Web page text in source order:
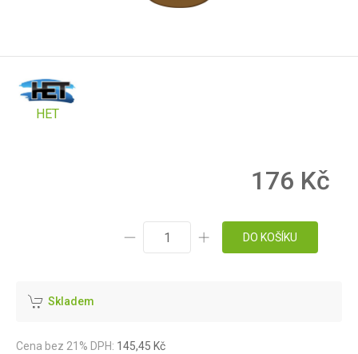
HET
176 Kč
DO KOŠÍKU
Skladem
Cena bez 21% DPH: 145,45 Kč